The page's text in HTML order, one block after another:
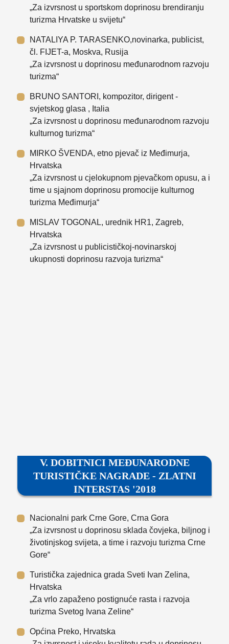
„Za izvrsnost u sportskom doprinosu brendiranju
turizma Hrvatske u svijetu“
NATALIYA P. TARASENKO,novinarka, publicist,
čl. FIJET-a, Moskva, Rusija
„Za izvrsnost u doprinosu međunarodnom razvoju
turizma“
BRUNO SANTORI, kompozitor, dirigent -
svjetskog glasa , Italia
„Za izvrsnost u doprinosu međunarodnom razvoju
kulturnog turizma“
MIRKO ŠVENDA, etno pjevač iz Međimurja,
Hrvatska
„Za izvrsnost u cjelokupnom pjevačkom opusu, a i
time u sjajnom doprinosu promocije kulturnog
turizma Međimurja“
MISLAV TOGONAL, urednik HR1, Zagreb,
Hrvatska
„Za izvrsnost u publicističkoj-novinarskoj
ukupnosti doprinosu razvoja turizma“
V. DOBITNICI MEĐUNARODNE
TURISTIČKE NAGRADE - ZLATNI
INTERSTAS '2018
Nacionalni park Crne Gore, Crna Gora
„Za izvrsnost u doprinosu sklada čovjeka, biljnog i
životinjskog svijeta, a time i razvoju turizma Crne
Gore“
Turistička zajednica grada Sveti Ivan Zelina,
Hrvatska
„Za vrlo zapaženo postignuće rasta i razvoja
turizma Svetog Ivana Zeline“
Općina Preko, Hrvatska